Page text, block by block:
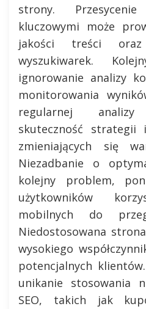
strony.
kluczowymi może
jakości treści
wyszukiwarek.
ignorowanie analizy
monitorowania
regularnej
skuteczność
zmieniających się
Niezadbanie o
kolejny problem,
użytkowników
mobilnych do
Niedostosowana
wysokiego
potencjalnych
unikanie stosowania
SEO, takich jak